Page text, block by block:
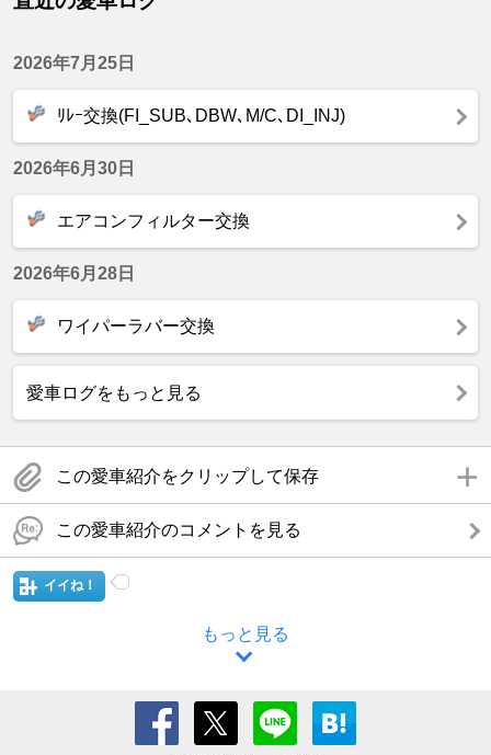
2026年7月25日
ﾘﾚｰ交換(FI_SUB､DBW､M/C､DI_INJ)
2026年6月30日
エアコンフィルター交換
2026年6月28日
ワイパーラバー交換
愛車ログをもっと見る
この愛車紹介をクリップして保存
この愛車紹介のコメントを見る
イイね！
もっと見る